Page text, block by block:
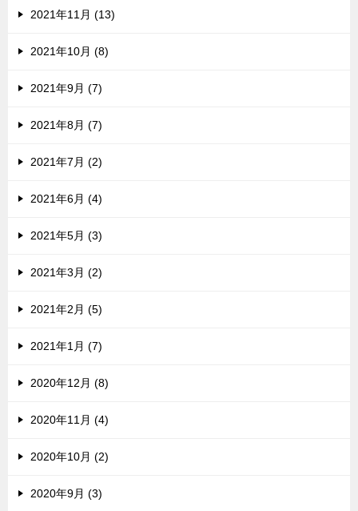
2021年11月 (13)
2021年10月 (8)
2021年9月 (7)
2021年8月 (7)
2021年7月 (2)
2021年6月 (4)
2021年5月 (3)
2021年3月 (2)
2021年2月 (5)
2021年1月 (7)
2020年12月 (8)
2020年11月 (4)
2020年10月 (2)
2020年9月 (3)